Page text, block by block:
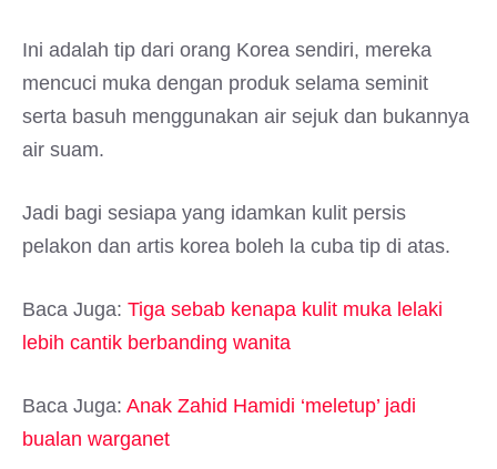
Ini adalah tip dari orang Korea sendiri, mereka
mencuci muka dengan produk selama seminit
serta basuh menggunakan air sejuk dan bukannya
air suam.
Jadi bagi sesiapa yang idamkan kulit persis
pelakon dan artis korea boleh la cuba tip di atas.
Baca Juga: Tiga sebab kenapa kulit muka lelaki
lebih cantik berbanding wanita
Baca Juga: Anak Zahid Hamidi ‘meletup’ jadi
bualan warganet